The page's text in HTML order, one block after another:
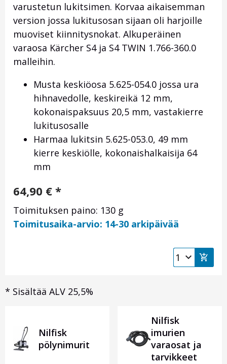
varustetun lukitsimen. Korvaa aikaisemman
version jossa lukitusosan sijaan oli harjoille
muoviset kiinnitysnokat. Alkuperäinen
varaosa Kärcher S4 ja S4 TWIN 1.766-360.0
malleihin.
Musta keskiöosa 5.625-054.0 jossa ura
hihnavedolle, keskireikä 12 mm,
kokonaispaksuus 20,5 mm, vastakierre
lukitusosalle
Harmaa lukitsin 5.625-053.0, 49 mm
kierre keskiölle, kokonaishalkaisija 64
mm
64,90 € *
Toimituksen paino: 130 g
Toimitusaika-arvio: 14-30 arkipäivää
* Sisältää ALV 25,5%
Nilfisk
pölynimurit
Nilfisk
imurien
varaosat ja
tarvikkeet